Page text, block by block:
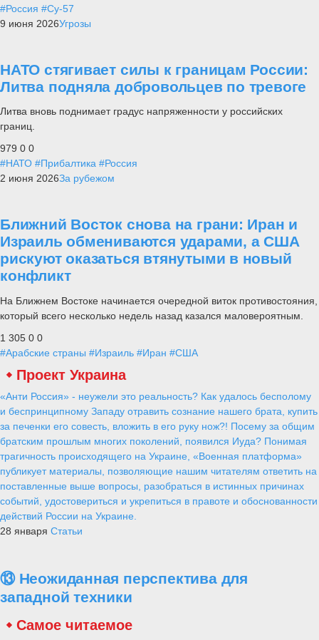
#Россия #Су-57
9 июня 2026Угрозы
НАТО стягивает силы к границам России:
Литва подняла добровольцев по тревоге
Литва вновь поднимает градус напряженности у российских
границ.
979 0 0
#НАТО #Прибалтика #Россия
2 июня 2026За рубежом
Ближний Восток снова на грани: Иран и
Израиль обмениваются ударами, а США
рискуют оказаться втянутыми в новый
конфликт
На Ближнем Востоке начинается очередной виток противостояния,
который всего несколько недель назад казался маловероятным.
1 305 0 0
#Арабские страны #Израиль #Иран #США
Проект Украина
«Анти Россия» - неужели это реальность? Как удалось бесполому
и беспринципному Западу отравить сознание нашего брата, купить
за печенки его совесть, вложить в его руку нож?! Посему за общим
братским прошлым многих поколений, появился Иуда? Понимая
трагичность происходящего на Украине, «Военная платформа»
публикует материалы, позволяющие нашим читателям ответить на
поставленные выше вопросы, разобраться в истинных причинах
событий, удостовериться и укрепиться в правоте и обоснованности
действий России на Украине.
28 января Статьи
⑬ Неожиданная перспектива для
западной техники
Самое читаемое